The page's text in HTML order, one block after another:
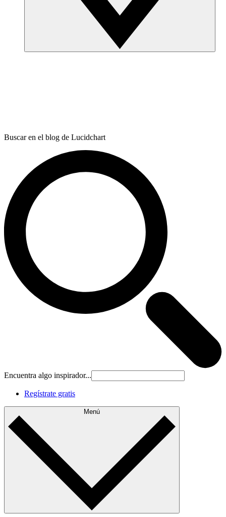
Buscar en el blog de Lucidchart
Encuentra algo inspirador...
Regístrate gratis
Menú